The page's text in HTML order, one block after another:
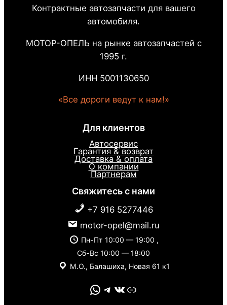
Контрактные автозапчасти для вашего
автомобиля.
МОТОР-ОПЕЛЬ на рынке автозапчастей с
1995 г.
ИНН 5001130650
«Все дороги ведут к нам!»
Для клиентов
Автосервис
Гарантия & возврат
Доставка & оплата
О компании
Партнерам
Свяжитесь с нами
+7 916 5277446
motor-opel@mail.ru
Пн-Пт 10:00 — 19:00 ,
Сб-Вс 10:00 — 18:00
М.О., Балашиха, Новая 61 к1
WhatsApp Telegram VK Link